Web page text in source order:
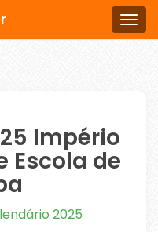
Menu
Império
Escola de
2025